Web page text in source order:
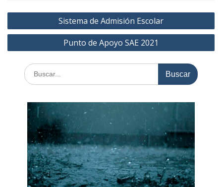
Navegación
de
Sistema de Admisión Escolar
Punto de Apoyo SAE 2021
Buscar: